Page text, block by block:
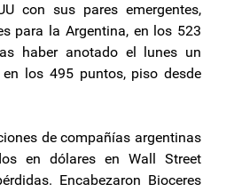
con sus pares emergentes,
para la Argentina, en los 523
haber anotado el lunes un
los 495 puntos, piso desde
de compañías argentinas
en dólares en Wall Street
Encabezaron Bioceres